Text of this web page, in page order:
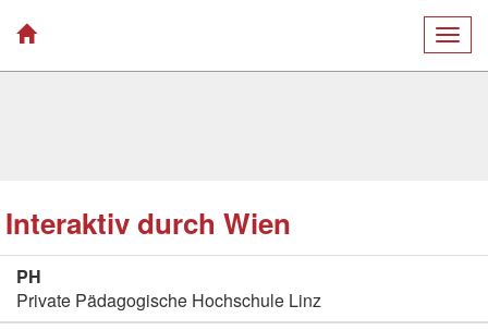
Interaktiv durch Wien
PH
Private Pädagogische Hochschule Linz